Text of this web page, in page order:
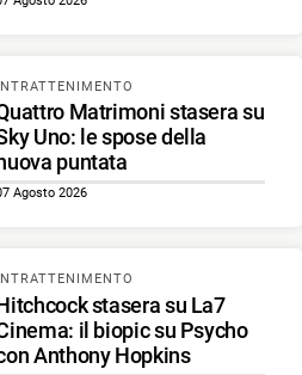
Matrimoni stasera su
Uno: le spose della
puntata
Agosto 2026
INTRATTENIMENTO
stasera su La7
il biopic su Psycho
Anthony Hopkins